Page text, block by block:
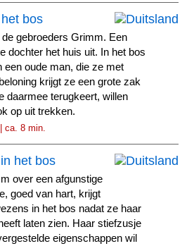
bos
gebroeders Grimm. Een
dochter het huis uit. In het bos
een oude man, die ze met
krijgt ze een grote zak
daarmee terugkeert, willen
op uit trekken.
ca. 8 min.
het bos
over een afgunstige
goed van hart, krijgt
in het bos nadat ze haar
laten zien. Haar stiefzusje
eigenschappen wil